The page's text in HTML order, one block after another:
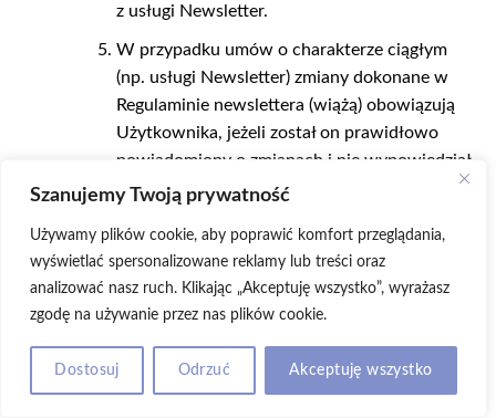
Szanujemy Twoją prywatność
Używamy plików cookie, aby poprawić komfort przeglądania,
wyświetlać spersonalizowane reklamy lub treści oraz
analizować nasz ruch. Klikając „Akceptuję wszystko”, wyrażasz
zgodę na używanie przez nas plików cookie.
Dostosuj Odrzuć Akceptuję wszystko
z usługi Newsletter.
W przypadku umów o charakterze ciągłym
(np. usługi Newsletter) zmiany dokonane w
Regulaminie newslettera (wiążą) obowiązują
Użytkownika, jeżeli został on prawidłowo
powiadomiony o zmianach i nie wypowiedział
zawartej Umowy w terminie 14 dni od dnia
11. POSTANOWIENIA KOŃCOWE
Umowy zawierane są w języku polskim oraz w
oparciu o przepisy prawa polskiego.
W celu uniknięcia wątpliwości przyjmuje się,